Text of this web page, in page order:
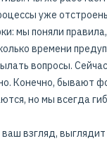
уже
мы поняли
времени
вопросы.
Конечно, бывают
но мы всегда
ваш взгляд,